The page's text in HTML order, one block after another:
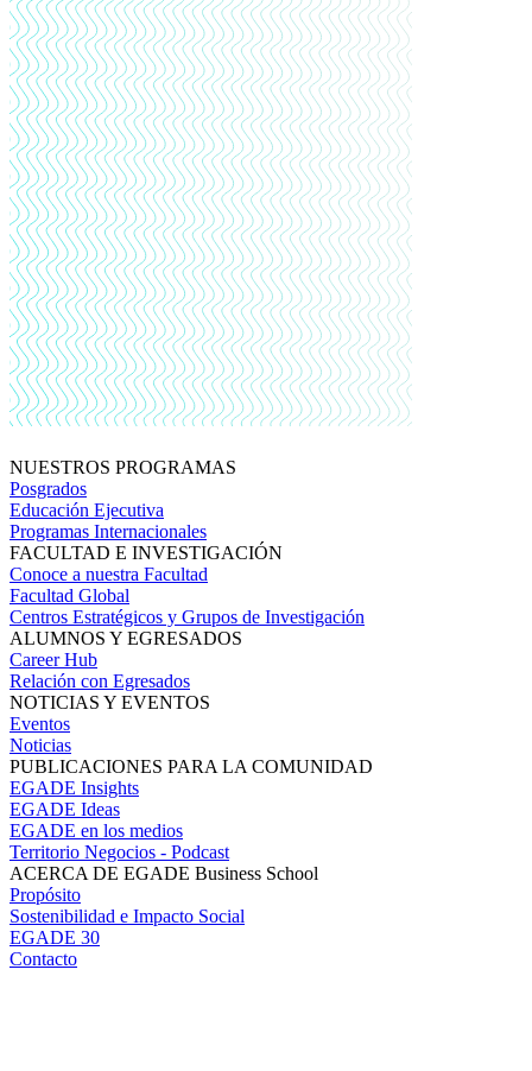
NUESTROS PROGRAMAS
Posgrados
Educación Ejecutiva
Programas Internacionales
FACULTAD E INVESTIGACIÓN
Conoce a nuestra Facultad
Facultad Global
Centros Estratégicos y Grupos de Investigación
ALUMNOS Y EGRESADOS
Career Hub
Relación con Egresados
NOTICIAS Y EVENTOS
Eventos
Noticias
PUBLICACIONES PARA LA COMUNIDAD
EGADE Insights
EGADE Ideas
EGADE en los medios
Territorio Negocios - Podcast
ACERCA DE EGADE Business School
Propósito
Sostenibilidad e Impacto Social
EGADE 30
Contacto